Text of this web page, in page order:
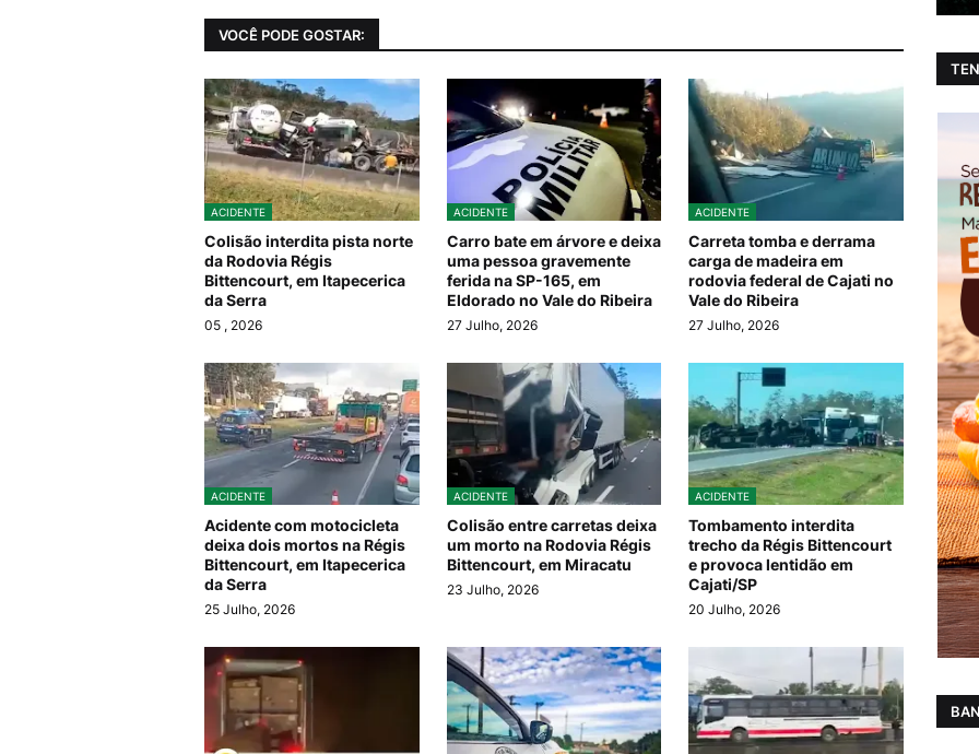
VOCÊ PODE GOSTAR:
ACIDENTE
Colisão interdita pista norte
da Rodovia Régis
Bittencourt, em Itapecerica
da Serra
05 , 2026
ACIDENTE
Carro bate em árvore e deixa
uma pessoa gravemente
ferida na SP-165, em
Eldorado no Vale do Ribeira
27 Julho, 2026
ACIDENTE
Carreta tomba e derrama
carga de madeira em
rodovia federal de Cajati no
Vale do Ribeira
27 Julho, 2026
ACIDENTE
Acidente com motocicleta
deixa dois mortos na Régis
Bittencourt, em Itapecerica
da Serra
25 Julho, 2026
ACIDENTE
Colisão entre carretas deixa
um morto na Rodovia Régis
Bittencourt, em Miracatu
23 Julho, 2026
ACIDENTE
Tombamento interdita
trecho da Régis Bittencourt
e provoca lentidão em
Cajati/SP
20 Julho, 2026